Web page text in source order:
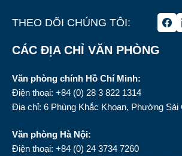
THEO DÕI CHÚNG TÔI:
CÁC ĐỊA CHỈ VĂN PHÒNG
Văn phòng chính Hồ Chí Minh:
Điện thoại: +84 (0) 28 3 822 1314
Địa chỉ: 6 Phùng Khắc Khoan, Phường Sài
Văn phòng Hà Nội:
Điện thoại: +84 (0) 24 3734 7260